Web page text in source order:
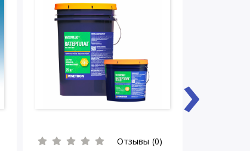
Отзывы (0)
›